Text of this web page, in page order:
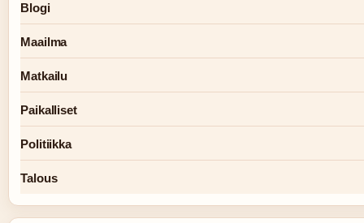
Blogi
Maailma
Matkailu
Paikalliset
Politiikka
Talous